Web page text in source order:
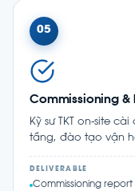
05
Commissioning
Kỹ sư TKT on-site
tầng, đào tạo vận
DELIVERABLE
Commissioning report